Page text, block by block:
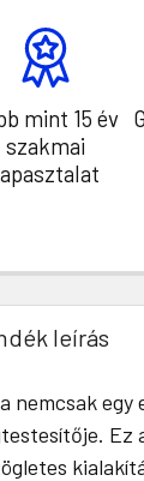
mint 15 év
szakmai
leírás
nemcsak egy
Ez